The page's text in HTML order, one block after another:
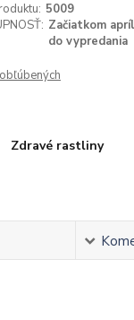
5009
Začiatkom
do vypredania
Zdravé rastliny